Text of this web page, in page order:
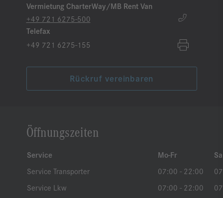
Vermietung CharterWay/MB Rent Van
+49 721 6275-500
Telefax
+49 721 6275-155
Rückruf vereinbaren
Öffnungszeiten
Service Mo-Fr
Sa
Service Transporter
07:00 - 22:00
Service Lkw
07:00 - 22:00